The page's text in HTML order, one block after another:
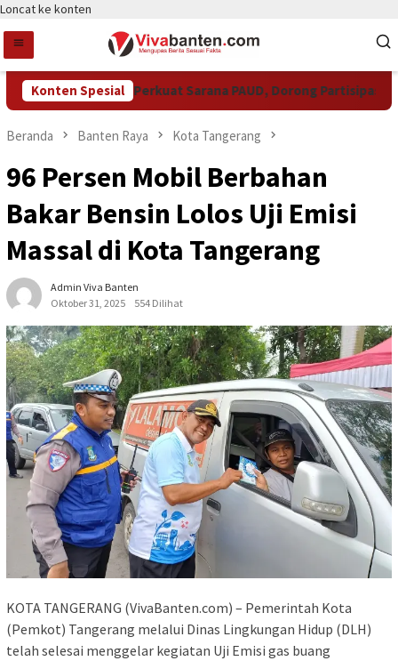
Loncat ke konten
Konten Spesial
Tangsel Perkuat Sarana PAUD, Dorong Partisipasi
Beranda Banten Raya Kota Tangerang
96 Persen Mobil Berbahan
Bakar Bensin Lolos Uji Emisi
Massal di Kota Tangerang
Admin Viva Banten
Oktober 31, 2025
554 Dilihat
KOTA TANGERANG (VivaBanten.com) – Pemerintah Kota
(Pemkot) Tangerang melalui Dinas Lingkungan Hidup (DLH)
telah selesai menggelar kegiatan Uji Emisi gas buang